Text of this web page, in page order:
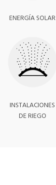
ENERGÍA SOLAR
INSTALACIONES
DE RIEGO